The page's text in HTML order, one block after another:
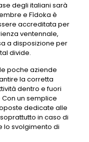
degli italiani sarà
e Fìdoka è
accreditata per
ventennale,
a disposizione per
divide.
poche aziende
la corretta
dentro e fuori
Con un semplice
dedicate alle
in caso di
lo svolgimento di